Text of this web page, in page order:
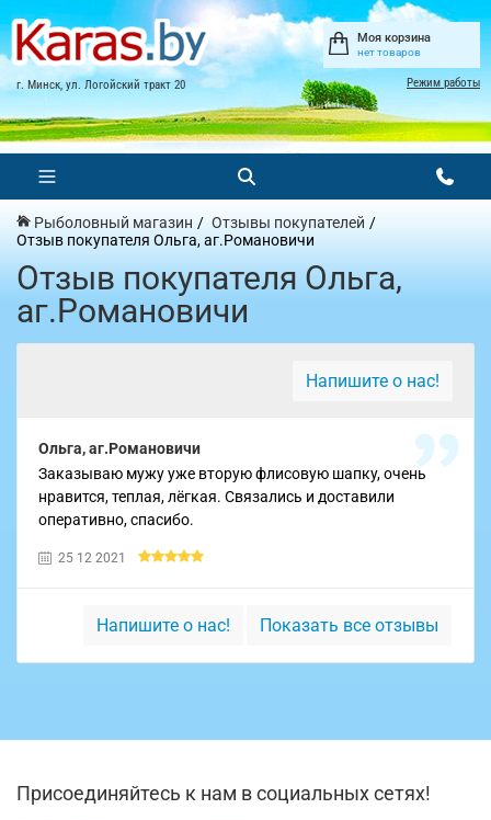
г. Минск, ул. Логойский тракт 20
Моя корзина
нет товаров
Режим работы
Рыболовный магазин
Отзывы покупателей
Отзыв покупателя Ольга, аг.Романовичи
Отзыв покупателя Ольга,
аг.Романовичи
Напишите о нас!
Ольга, аг.Романовичи
Заказываю мужу уже вторую флисовую шапку, очень
нравится, теплая, лёгкая. Связались и доставили
оперативно, спасибо.
25 12 2021
Напишите о нас! Показать все отзывы
Присоединяйтесь к нам в социальных сетях!